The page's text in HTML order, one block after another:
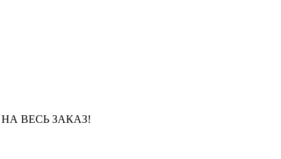
ВЕСЬ ЗАКАЗ!